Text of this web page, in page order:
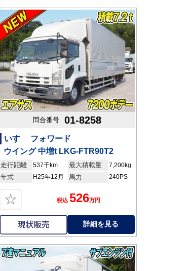
問合番号 01-8258
いすゞ フォワード
ウイング 中増t LKG-FTR90T2
走行距離 537千km 最大積載量 7,200kg
年式 H25年12月 馬力 240PS
☆ 税込 526万円
詳細を見る